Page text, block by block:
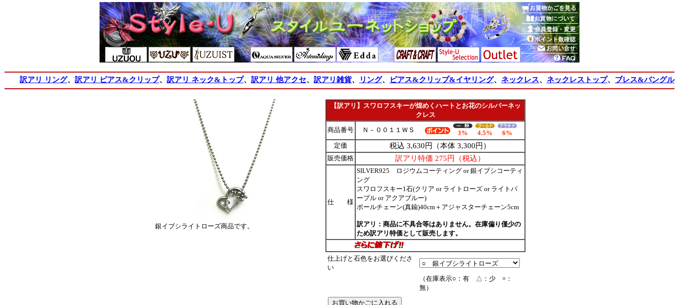
訳アリ リング、 訳アリ ピアス&クリップ、 訳アリ ネック&トップ、 訳アリ 他アクセ、 訳アリ雑貨、 リング、 ピアス&クリップ&イヤリング、 ネックレス、 ネックレストップ、 ブレス&バングル
銀イブシライトローズ商品です。
【訳アリ】スワロフスキーが煌めくハートとお花のシルバーネッ
クレス
商品番号
Ｎ－００１１ＷＳ 3% 4.5%
6%
定価
税込 3,630円（本体 3,300円）
販売価格 訳アリ特価 275円（税込）
仕 様
SILVER925 ロジウムコーティング or 銀イブシコーティ
ング
スワロフスキー1石(クリア or ライトローズ or ライトパ
ープル or アクアブルー)
ボールチェーン(真鍮)40cm＋アジャスターチェーン5cm
訳アリ：商品に不具合等はありません。在庫偏り僅少の
ため訳アリ特価として販売します。
仕上げと石色をお選びくださ
い
（在庫表示○：有 △：少 ×：
無）